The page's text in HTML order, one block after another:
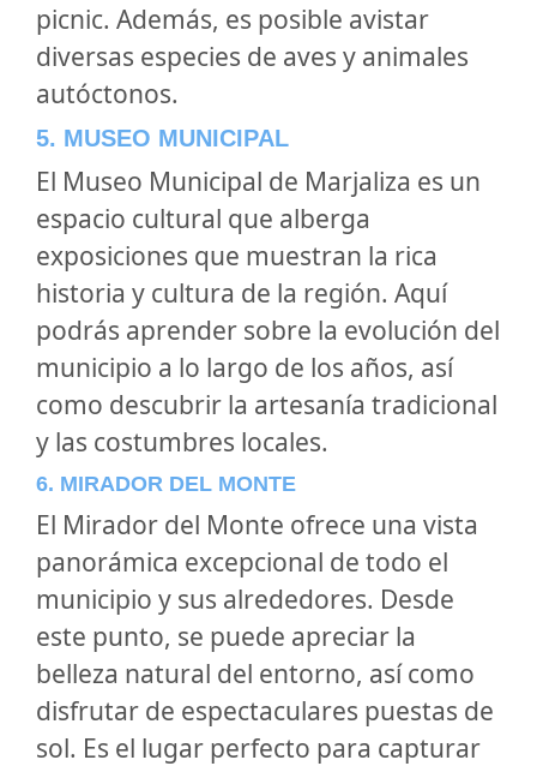
picnic. Además, es posible avistar
diversas especies de aves y animales
autóctonos.
5. MUSEO MUNICIPAL
El Museo Municipal de Marjaliza es un
espacio cultural que alberga
exposiciones que muestran la rica
historia y cultura de la región. Aquí
podrás aprender sobre la evolución del
municipio a lo largo de los años, así
como descubrir la artesanía tradicional
y las costumbres locales.
6. MIRADOR DEL MONTE
El Mirador del Monte ofrece una vista
panorámica excepcional de todo el
municipio y sus alrededores. Desde
este punto, se puede apreciar la
belleza natural del entorno, así como
disfrutar de espectaculares puestas de
sol. Es el lugar perfecto para capturar